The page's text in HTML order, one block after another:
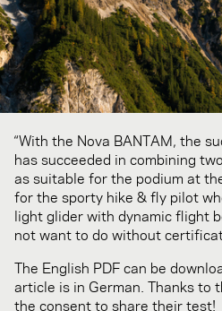
“With the Nova BANTAM, the
has succeeded in combining
as suitable for the podium at
for the sporty hike & fly pilot
light glider with dynamic flight
not want to do without
The English PDF can be
article is in German. Thanks to
the consent to share their test!